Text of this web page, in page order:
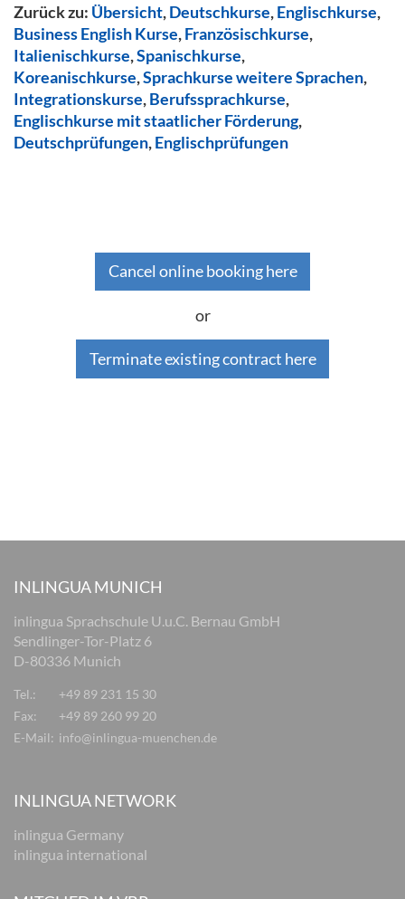
Zurück zu: Übersicht,Deutschkurse,Englischkurse,
Business English Kurse,Französischkurse,
Italienischkurse,Spanischkurse,
Koreanischkurse,Sprachkurse weitere Sprachen,
Integrationskurse,Berufssprachkurse,
Englischkurse mit staatlicher Förderung,
Deutschprüfungen,Englischprüfungen
Cancel online booking here
or
Terminate existing contract here
INLINGUA MUNICH
inlingua Sprachschule U.u.C. Bernau GmbH
Sendlinger-Tor-Platz 6
D-80336 Munich
Tel.:
+49 89 231 15 30
Fax:
+49 89 260 99 20
E-Mail: info@inlingua-muenchen.de
INLINGUA NETWORK
inlingua Germany
inlingua international